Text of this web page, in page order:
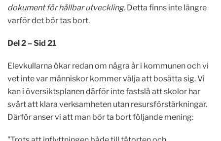
dokument för hållbar utveckling. Detta finns inte längre
varför det bör tas bort.
Del 2 – Sid 21
Elevkullarna ökar redan om några år i kommunen och vi
vet inte var människor kommer välja att bosätta sig. Vi
kan i översiktsplanen därför inte fastslå att skolor har
svårt att klara verksamheten utan resursförstärkningar.
Därför anser vi att man bör ta bort följande mening: